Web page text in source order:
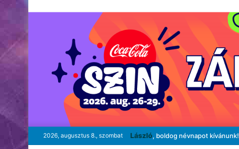
2026, augusztus 8., szombat László, boldog névnapot kívánunk!